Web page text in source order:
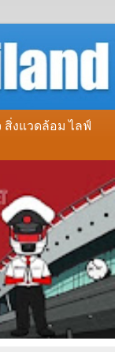
สิ่งแวดล้อม ไลฟ์